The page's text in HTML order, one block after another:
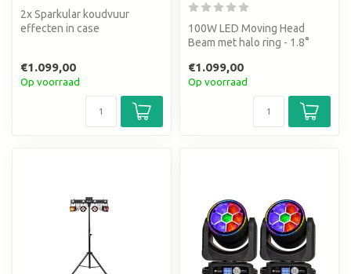
2x Sparkular koudvuur
effecten in case
€1.099,00
Op voorraad
100W LED Moving Head
Beam met halo ring - 1.8°
gobo's
€1.099,00
Op voorraad